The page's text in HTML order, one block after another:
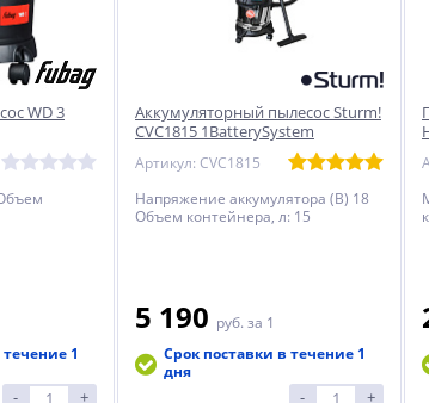
WD 3
1
- +
Аккумуляторный пылесос Sturm!
CVC1815 1BatterySystem
Артикул: CVC1815
Напряжение аккумулятора (В) 18
Объем контейнера, л: 15
5 190 руб. за 1
Срок поставки в течение 1
дня
- +